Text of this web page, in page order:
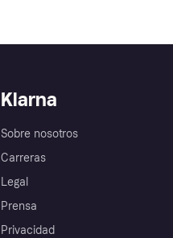
Klarna
Sobre nosotros
Carreras
Legal
Prensa
Privacidad